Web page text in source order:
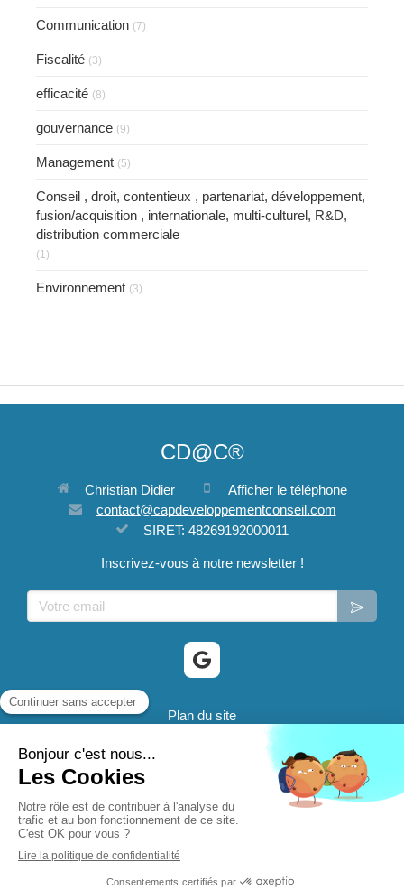
Communication (7)
Fiscalité (3)
efficacité (8)
gouvernance (9)
Management (5)
Conseil , droit, contentieux , partenariat, développement,
fusion/acquisition , internationale, multi-culturel, R&D,
distribution commerciale
(1)
Environnement (3)
CD@C®
Christian Didier
Afficher le téléphone
contact@capdeveloppementconseil.com
SIRET: 48269192000011
Inscrivez-vous à notre newsletter !
Votre email
Plan du site
® 2024 CD@C - Cap Developpement Conseil sont des
marques déposées.
Création et référencement du site par Simplébo
Site partenaire deFNAE